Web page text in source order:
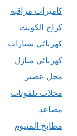
كاميرات مراقبة
كراج الكويت
كهربائي سيارات
كهربائي منازل
محل عصير
محلات تلفونات
مصاعد
مطابخ المنيوم